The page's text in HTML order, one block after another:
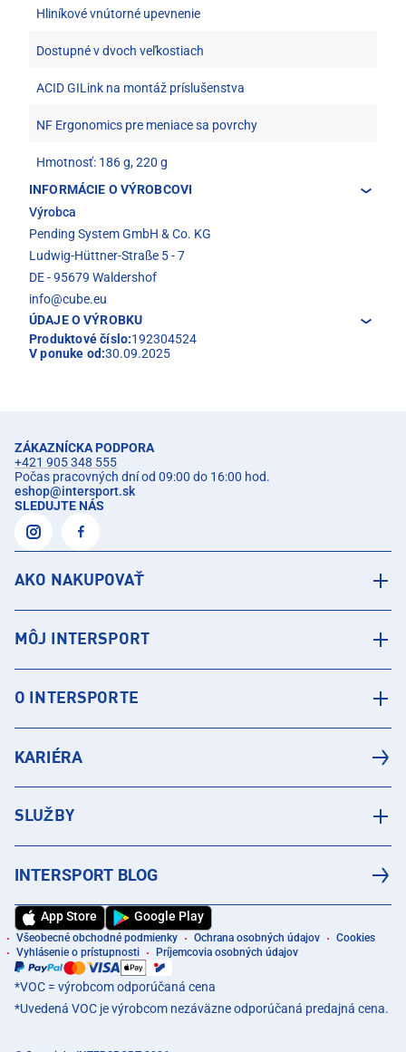
Hliníkové vnútorné upevnenie
Dostupné v dvoch veľkostiach
ACID GILink na montáž príslušenstva
NF Ergonomics pre meniace sa povrchy
Hmotnosť: 186 g, 220 g
INFORMÁCIE O VÝROBCOVI
Výrobca
Pending System GmbH & Co. KG
Ludwig-Hüttner-Straße 5 - 7
DE - 95679 Waldershof
info@cube.eu
ÚDAJE O VÝROBKU
Produktové číslo:192304524
V ponuke od:30.09.2025
ZÁKAZNÍCKA PODPORA
+421 905 348 555
Počas pracovných dní od 09:00 do 16:00 hod.
eshop@intersport.sk
SLEDUJTE NÁS
AKO NAKUPOVAŤ
MÔJ INTERSPORT
O INTERSPORTE
KARIÉRA
SLUŽBY
INTERSPORT BLOG
App Store Google Play
Všeobecné obchodné podmienky Ochrana osobných údajov
Cookies
Vyhlásenie o prístupnosti
Príjemcovia osobných údajov
*VOC = výrobcom odporúčaná cena
*Uvedená VOC je výrobcom nezáväzne odporúčaná predajná cena.